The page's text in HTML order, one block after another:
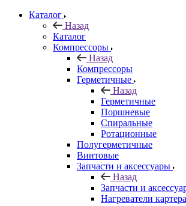
Каталог
Назад
Каталог
Компрессоры
Назад
Компрессоры
Герметичные
Назад
Герметичные
Поршневые
Спиральные
Ротационные
Полугерметичные
Винтовые
Запчасти и аксессуары
Назад
Запчасти и
Нагреватели картера